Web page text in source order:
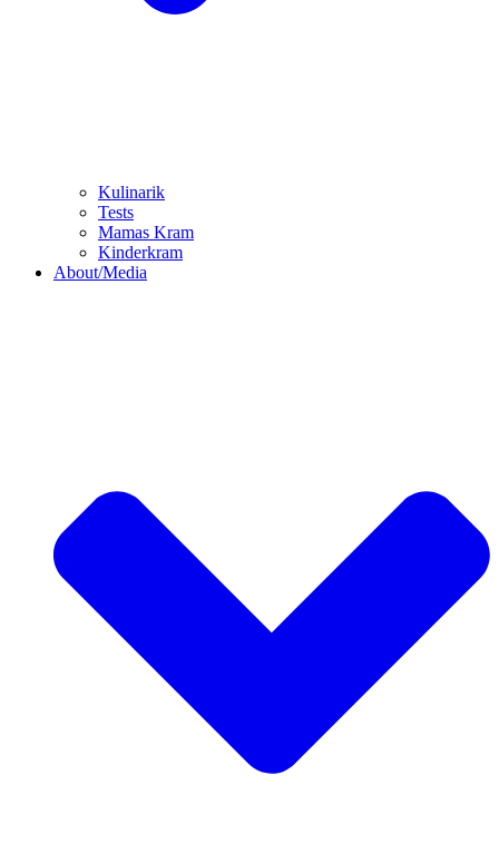
Kulinarik
Tests
Mamas Kram
Kinderkram
About/Media